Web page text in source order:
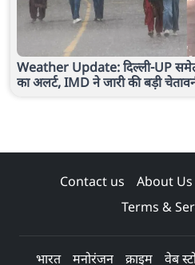
Weather Update: दिल्ली-UP समेत
का अलर्ट, IMD ने जारी की बड़ी
Contact us About Us
Terms &
भारत मनोरंजन क्राइम वेब